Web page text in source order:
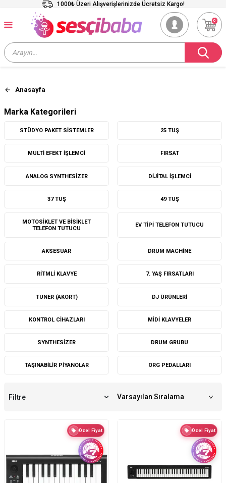
1000₺ Üzeri Alışverişlerinizde Ücretsiz Kargo!
0
Anasayfa
Marka Kategorileri
STÜDYO PAKET SISTEMLER 25 TUŞ
MULTI EFEKT İŞLEMCI FIRSAT
ANALOG SYNTHESIZER DIJITAL İŞLEMCI
37 TUŞ 49 TUŞ
MOTOSIKLET VE BISIKLET
TELEFON TUTUCU
EV TIPI TELEFON TUTUCU
AKSESUAR DRUM MACHINE
RITMLI KLAVYE 7. YAŞ FIRSATLARI
TUNER (AKORT) DJ ÜRÜNLERI
KONTROL CIHAZLARI MIDI KLAVYELER
SYNTHESIZER DRUM GRUBU
TAŞINABILIR PIYANOLAR ORG PEDALLARI
Filtre
Özel Fiyat Özel Fiyat